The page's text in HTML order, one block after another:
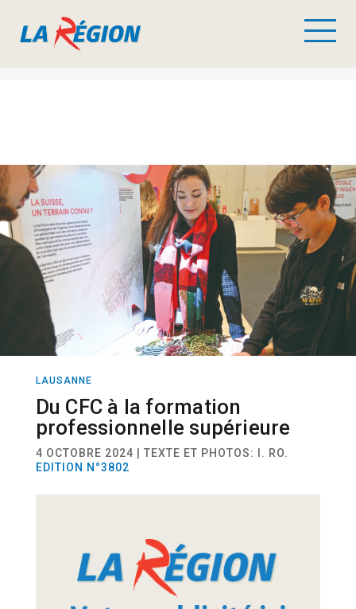
LAUSANNE
Du CFC à la formation
professionnelle supérieure
4 OCTOBRE 2024 | TEXTE ET PHOTOS: I. RO.
EDITION N°3802